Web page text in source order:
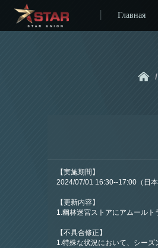
Главная
/
【実施期間】
2024/07/01 16:30--17:00（日本
【更新内容】
1.幽林迷宮ストアにアムール
【不具合修正】
1.特殊な状況において、シー